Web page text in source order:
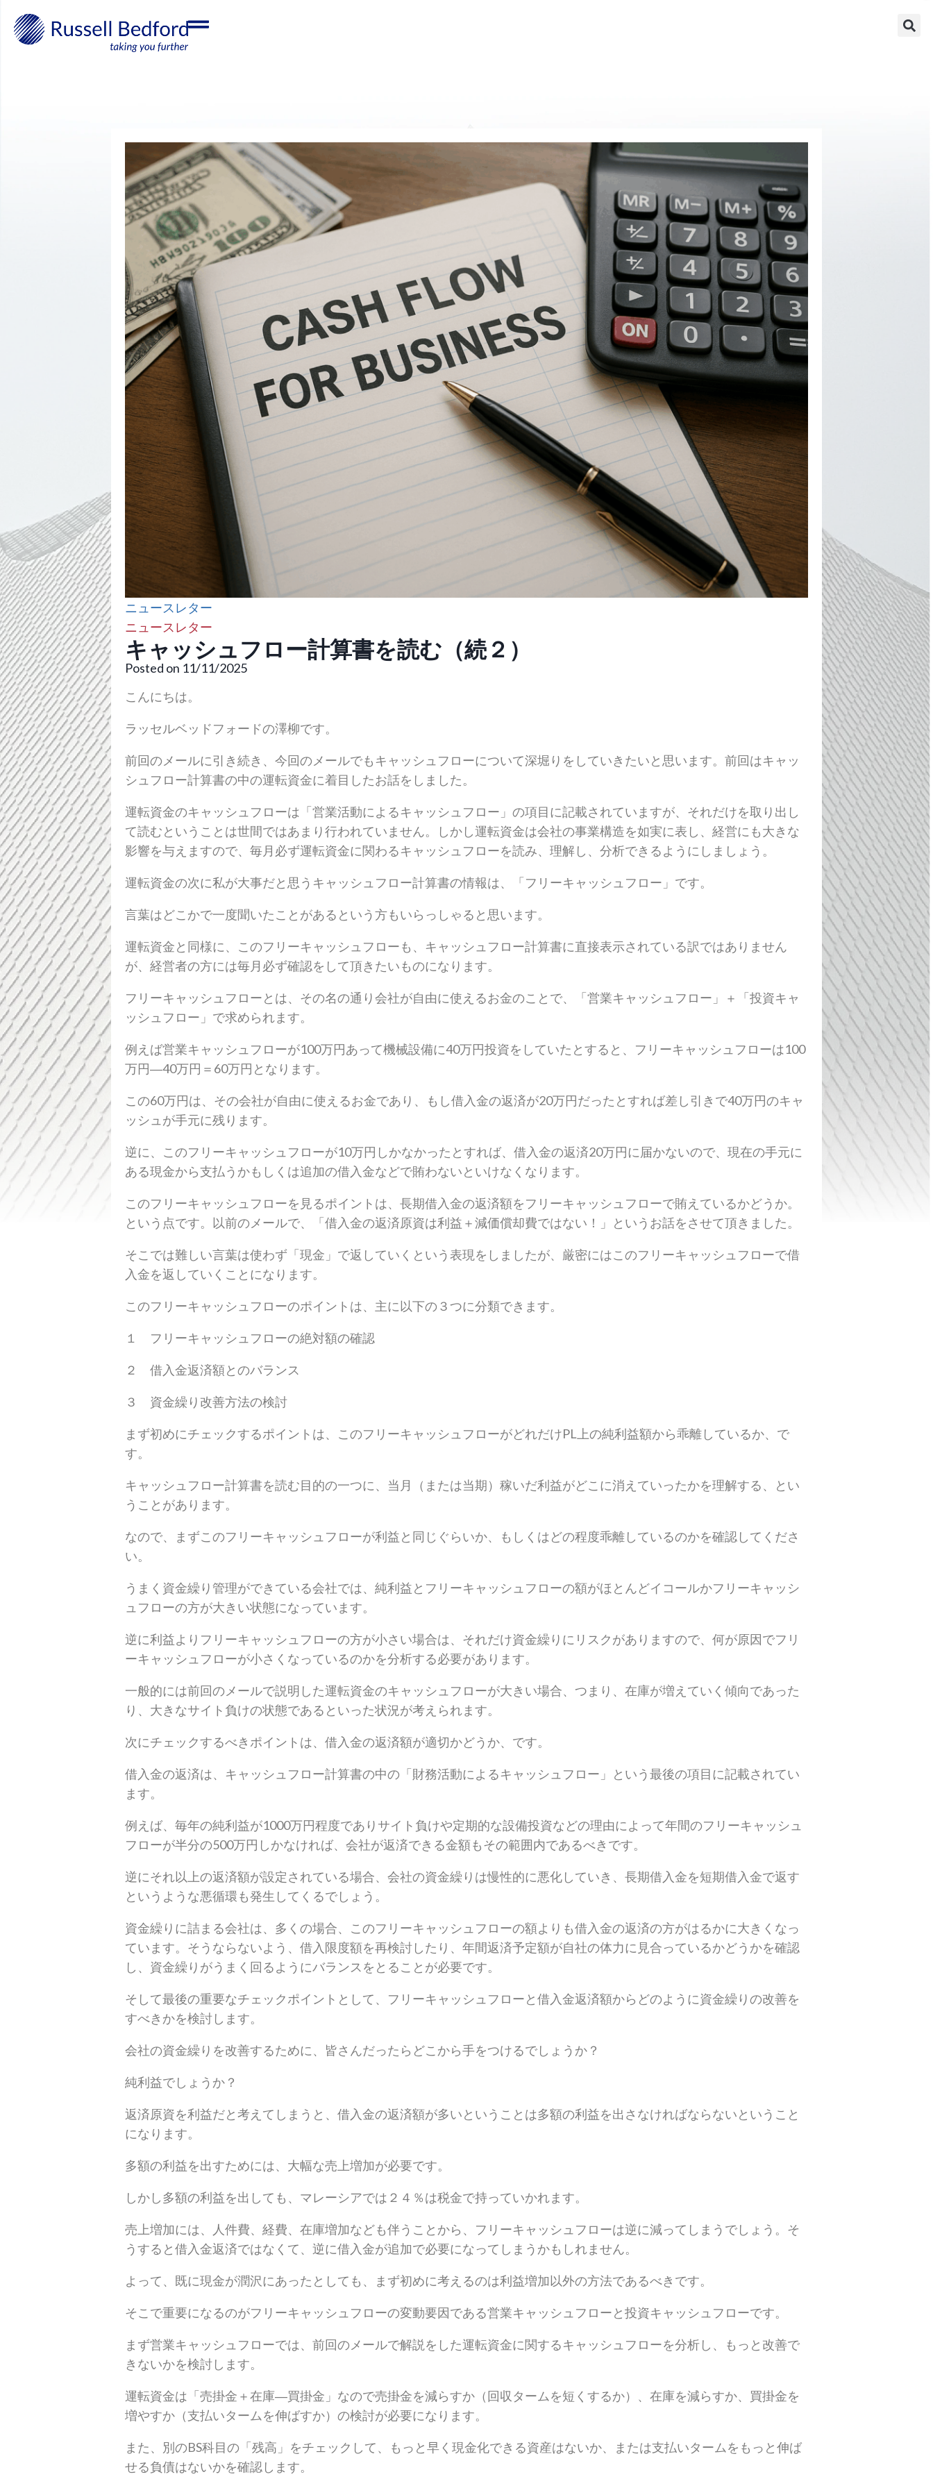
ニュースレター
ニュースレター
キャッシュフロー計算書を読む（続２）
Posted on 11/11/2025
こんにちは。
ラッセルベッドフォードの澤柳です。
前回のメールに引き続き、今回のメールでもキャッシュフローについて深堀りをしていきたいと思います。前回はキャッ
シュフロー計算書の中の運転資金に着目したお話をしました。
運転資金のキャッシュフローは「営業活動によるキャッシュフロー」の項目に記載されていますが、それだけを取り出し
て読むということは世間ではあまり行われていません。しかし運転資金は会社の事業構造を如実に表し、経営にも大きな
影響を与えますので、毎月必ず運転資金に関わるキャッシュフローを読み、理解し、分析できるようにしましょう。
運転資金の次に私が大事だと思うキャッシュフロー計算書の情報は、「フリーキャッシュフロー」です。
言葉はどこかで一度聞いたことがあるという方もいらっしゃると思います。
運転資金と同様に、このフリーキャッシュフローも、キャッシュフロー計算書に直接表示されている訳ではありません
が、経営者の方には毎月必ず確認をして頂きたいものになります。
フリーキャッシュフローとは、その名の通り会社が自由に使えるお金のことで、「営業キャッシュフロー」＋「投資キャ
ッシュフロー」で求められます。
例えば営業キャッシュフローが100万円あって機械設備に40万円投資をしていたとすると、フリーキャッシュフローは100
万円―40万円＝60万円となります。
この60万円は、その会社が自由に使えるお金であり、もし借入金の返済が20万円だったとすれば差し引きで40万円のキャ
ッシュが手元に残ります。
逆に、このフリーキャッシュフローが10万円しかなかったとすれば、借入金の返済20万円に届かないので、現在の手元に
ある現金から支払うかもしくは追加の借入金などで賄わないといけなくなります。
このフリーキャッシュフローを見るポイントは、長期借入金の返済額をフリーキャッシュフローで賄えているかどうか。
という点です。以前のメールで、「借入金の返済原資は利益＋減価償却費ではない！」というお話をさせて頂きました。
そこでは難しい言葉は使わず「現金」で返していくという表現をしましたが、厳密にはこのフリーキャッシュフローで借
入金を返していくことになります。
このフリーキャッシュフローのポイントは、主に以下の３つに分類できます。
１ フリーキャッシュフローの絶対額の確認
２ 借入金返済額とのバランス
３ 資金繰り改善方法の検討
まず初めにチェックするポイントは、このフリーキャッシュフローがどれだけPL上の純利益額から乖離しているか、で
す。
キャッシュフロー計算書を読む目的の一つに、当月（または当期）稼いだ利益がどこに消えていったかを理解する、とい
うことがあります。
なので、まずこのフリーキャッシュフローが利益と同じぐらいか、もしくはどの程度乖離しているのかを確認してくださ
い。
うまく資金繰り管理ができている会社では、純利益とフリーキャッシュフローの額がほとんどイコールかフリーキャッシ
ュフローの方が大きい状態になっています。
逆に利益よりフリーキャッシュフローの方が小さい場合は、それだけ資金繰りにリスクがありますので、何が原因でフリ
ーキャッシュフローが小さくなっているのかを分析する必要があります。
一般的には前回のメールで説明した運転資金のキャッシュフローが大きい場合、つまり、在庫が増えていく傾向であった
り、大きなサイト負けの状態であるといった状況が考えられます。
次にチェックするべきポイントは、借入金の返済額が適切かどうか、です。
借入金の返済は、キャッシュフロー計算書の中の「財務活動によるキャッシュフロー」という最後の項目に記載されてい
ます。
例えば、毎年の純利益が1000万円程度でありサイト負けや定期的な設備投資などの理由によって年間のフリーキャッシュ
フローが半分の500万円しかなければ、会社が返済できる金額もその範囲内であるべきです。
逆にそれ以上の返済額が設定されている場合、会社の資金繰りは慢性的に悪化していき、長期借入金を短期借入金で返す
というような悪循環も発生してくるでしょう。
資金繰りに詰まる会社は、多くの場合、このフリーキャッシュフローの額よりも借入金の返済の方がはるかに大きくなっ
ています。そうならないよう、借入限度額を再検討したり、年間返済予定額が自社の体力に見合っているかどうかを確認
し、資金繰りがうまく回るようにバランスをとることが必要です。
そして最後の重要なチェックポイントとして、フリーキャッシュフローと借入金返済額からどのように資金繰りの改善を
すべきかを検討します。
会社の資金繰りを改善するために、皆さんだったらどこから手をつけるでしょうか？
純利益でしょうか？
返済原資を利益だと考えてしまうと、借入金の返済額が多いということは多額の利益を出さなければならないということ
になります。
多額の利益を出すためには、大幅な売上増加が必要です。
しかし多額の利益を出しても、マレーシアでは２４％は税金で持っていかれます。
売上増加には、人件費、経費、在庫増加なども伴うことから、フリーキャッシュフローは逆に減ってしまうでしょう。そ
うすると借入金返済ではなくて、逆に借入金が追加で必要になってしまうかもしれません。
よって、既に現金が潤沢にあったとしても、まず初めに考えるのは利益増加以外の方法であるべきです。
そこで重要になるのがフリーキャッシュフローの変動要因である営業キャッシュフローと投資キャッシュフローです。
まず営業キャッシュフローでは、前回のメールで解説をした運転資金に関するキャッシュフローを分析し、もっと改善で
きないかを検討します。
運転資金は「売掛金＋在庫―買掛金」なので売掛金を減らすか（回収タームを短くするか）、在庫を減らすか、買掛金を
増やすか（支払いタームを伸ばすか）の検討が必要になります。
また、別のBS科目の「残高」をチェックして、もっと早く現金化できる資産はないか、または支払いタームをもっと伸ば
せる負債はないかを確認します。